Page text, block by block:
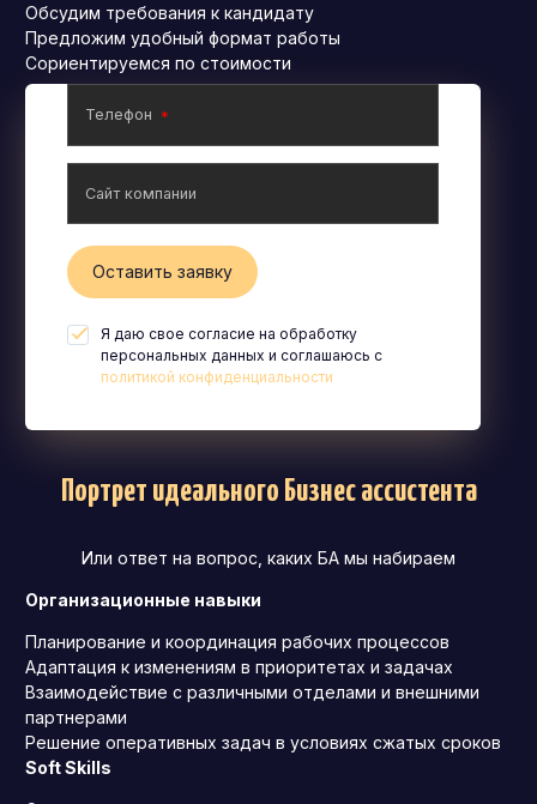
Обсудим требования к кандидату
Предложим удобный формат работы
Сориентируемся по стоимости
Телефон
Сайт компании
Оставить заявку
Я даю свое согласие на обработку
персональных данных и соглашаюсь с
политикой конфиденциальности
Портрет идеального Бизнес ассистента
Или ответ на вопрос, каких БА мы набираем
Организационные навыки
Планирование и координация рабочих процессов
Адаптация к изменениям в приоритетах и задачах
Взаимодействие с различными отделами и внешними
партнерами
Решение оперативных задач в условиях сжатых сроков
Soft Skills